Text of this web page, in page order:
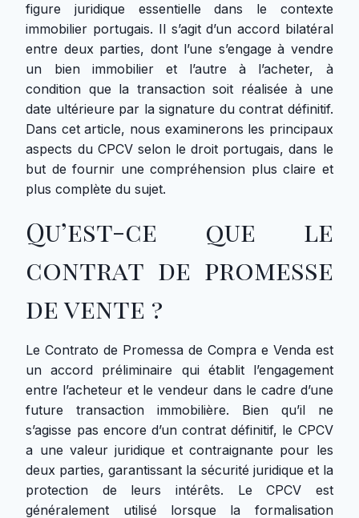
figure juridique essentielle dans le contexte
immobilier portugais. Il s’agit d’un accord bilatéral
entre deux parties, dont l’une s’engage à vendre
un bien immobilier et l’autre à l’acheter, à
condition que la transaction soit réalisée à une
date ultérieure par la signature du contrat définitif.
Dans cet article, nous examinerons les principaux
aspects du CPCV selon le droit portugais, dans le
but de fournir une compréhension plus claire et
plus complète du sujet.
Qu’est-ce que le
contrat de promesse
de vente ?
Le Contrato de Promessa de Compra e Venda est
un accord préliminaire qui établit l’engagement
entre l’acheteur et le vendeur dans le cadre d’une
future transaction immobilière. Bien qu’il ne
s’agisse pas encore d’un contrat définitif, le CPCV
a une valeur juridique et contraignante pour les
deux parties, garantissant la sécurité juridique et la
protection de leurs intérêts. Le CPCV est
généralement utilisé lorsque la formalisation